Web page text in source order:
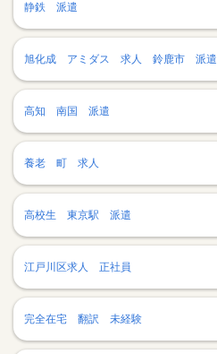
静鉄 派遣
旭化成 アミダス 求人 鈴鹿市 派遣
高知 南国 派遣
養老 町 求人
高校生 東京駅 派遣
江戸川区求人 正社員
完全在宅 翻訳 未経験